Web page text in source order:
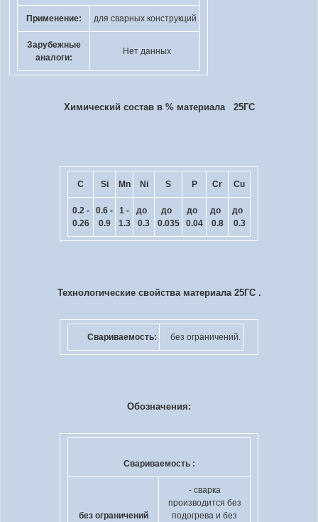
Применение: для сварных конструкций
Зарубежные
аналоги:
Нет данных
Химический состав в % материала 25ГС
C Si Mn Ni S P Cr Cu
0.2 -
0.26
0.6 -
0.9
1 -
1.3
до
0.3
до
0.035
до
0.04
до
0.8
до
0.3
Технологические свойства материала 25ГС .
Свариваемость: без ограничений.
Обозначения:
Свариваемость :
без ограничений
- сварка
производится без
подогрева и без